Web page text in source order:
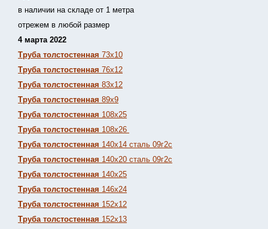
в наличии на складе от 1 метра
отрежем в любой размер
4 марта 2022
Труба толстостенная 73х10
Труба толстостенная 76х12
Труба толстостенная 83х12
Труба толстостенная 89х9
Труба толстостенная 108х25
Труба толстостенная 108х26
Труба толстостенная 140х14 сталь 09г2с
Труба толстостенная 140х20 сталь 09г2с
Труба толстостенная 140х25
Труба толстостенная 146х24
Труба толстостенная 152х12
Труба толстостенная 152х13